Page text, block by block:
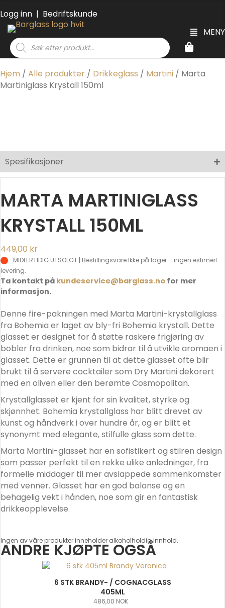
Logg inn | Bedriftskunde
MENY
Products
search
Hjem / Alle produkter / Drikkeglass / Martini / Marta
Martiniglass Krystall 150ml
Spesifikasjoner
MARTA MARTINIGLASS
KRYSTALL 150ML
449,00 kr
MIDLERTIDIG UTSOLGT | Bestillingsvare
Ta kontakt på kundeservice@barglass.no for mer
informasjon.
Denne fire-pakningen med Marta Martini-krystallglass
fra Bohemia er laget av bly-fri Bohemia krystall. Dette
glasset er designet for å støtte raskere frigjøring av
bobler fra drinken, noe som bidrar til å utvikle aromaen i
glasset. Dette er grunnen til at dette glasset ofte blir
brukt til å servere cocktailer som Dry Martini dekorert
med en oliven eller den berømte Cosmopolitan.
Krystallglasset er kjent for sin kvalitet, styrke og
skjønnhet. Bohemia krystallglass har blitt drevet av
kunst og håndverk i over hundre år, og er blitt et
synonymt med elegante, stilfulle glass som dette.
Marta Martini-glasset har en sofistikert og stilren design
som passer perfekt til en rekke ulike anledninger, fra
formelle middager til mer avslappede sammenkomster
med venner. Glasset har en god balanse og en
behagelig vekt i hånden, noe som gir en fantastisk
drikkeopplevelse.
Ingen av våre produkter inneholder alkoholholdig innhold.
ANDRE KJØPTE OGSÅ
6 STK BRANDY- / COGNACGLASS
405ML
486,00 NOK